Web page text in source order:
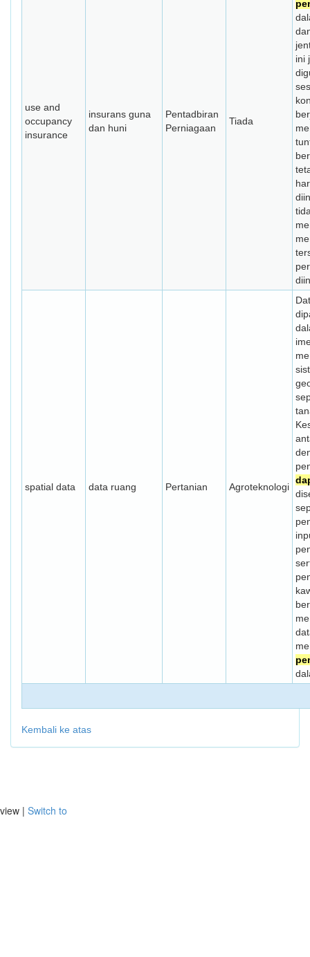
use and
occupancy
insurance
insurans guna
dan huni
Pentadbiran
Perniagaan
Tiada
ini
spatial data data ruang Pertanian Agroteknologi
Kembali ke atas
view | Switch to